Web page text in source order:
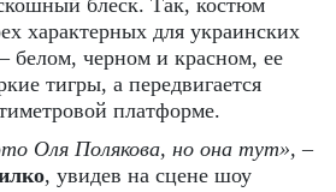
характерных для украинских
белом, черном и красном, ее
тигры, а передвигается
платформе.
Оля Полякова, но она тут», –
, увидев на сцене шоу